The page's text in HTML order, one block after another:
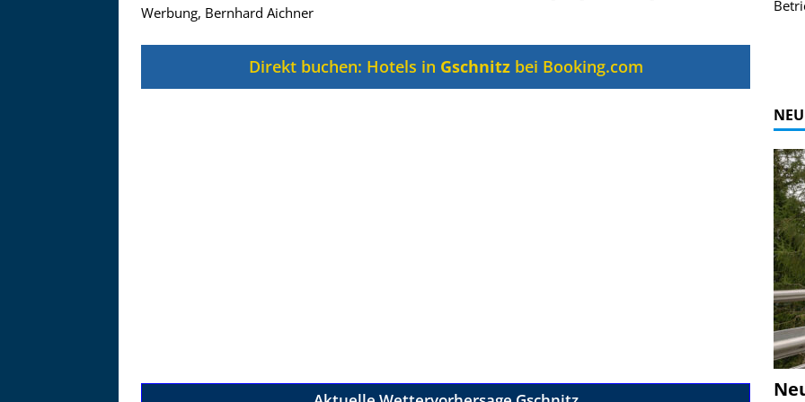
Werbung, Bernhard Aichner
Direkt buchen: Hotels in Gschnitzbei Booking.com
Bilder des Coasters ansehen.